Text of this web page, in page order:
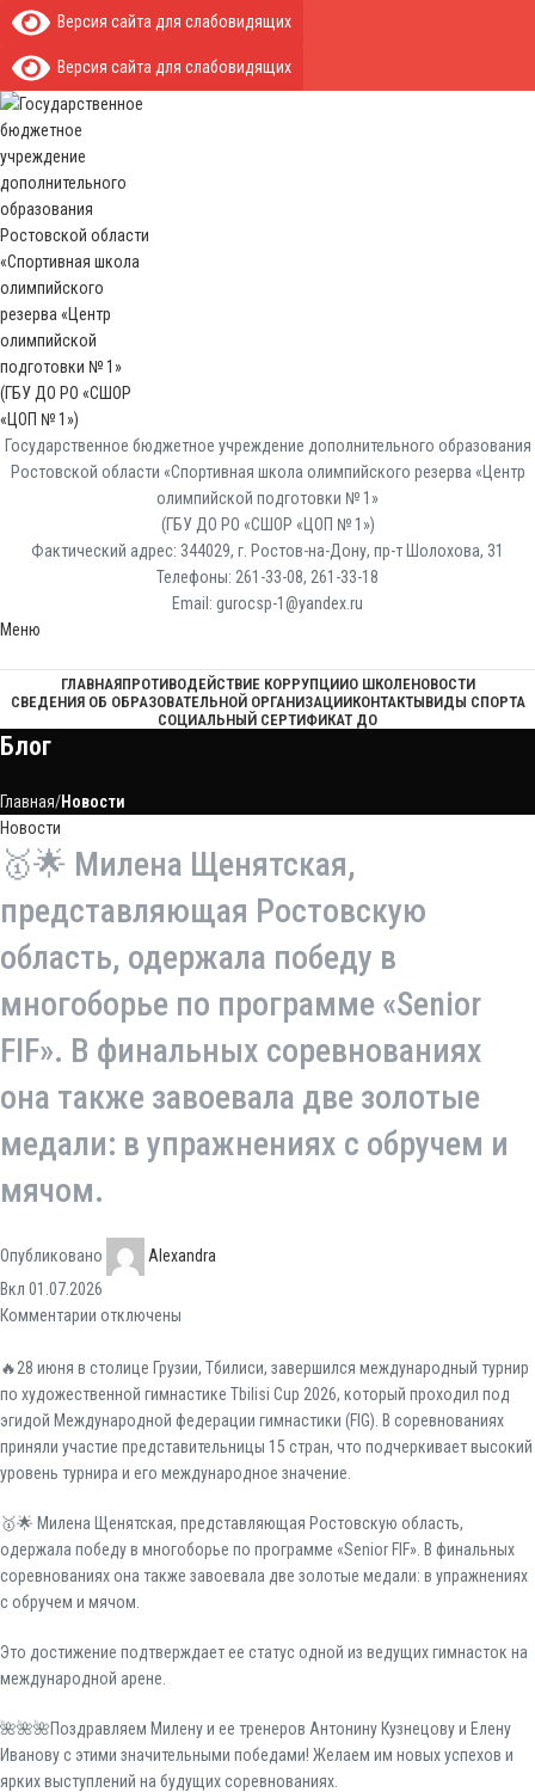
Версия сайта для слабовидящих
Версия сайта для слабовидящих
Государственное бюджетное учреждение дополнительного образования
Ростовской области «Спортивная школа олимпийского резерва «Центр
олимпийской подготовки № 1»
(ГБУ ДО РО «СШОР «ЦОП № 1»)
Фактический адрес: 344029, г. Ростов-на-Дону, пр-т Шолохова, 31
Телефоны: 261-33-08, 261-33-18
Email: gurocsp-1@yandex.ru
Меню
ГЛАВНАЯПРОТИВОДЕЙСТВИЕ КОРРУПЦИИО ШКОЛЕНОВОСТИ
СВЕДЕНИЯ ОБ ОБРАЗОВАТЕЛЬНОЙ ОРГАНИЗАЦИИКОНТАКТЫВИДЫ СПОРТА
СОЦИАЛЬНЫЙ СЕРТИФИКАТ ДО
Блог
Главная Новости
Новости
🥇🌟 Милена Щенятская,
представляющая Ростовскую
область, одержала победу в
многоборье по программе «Senior
FIF». В финальных соревнованиях
она также завоевала две золотые
медали: в упражнениях с обручем и
мячом.
Опубликовано
Alexandra
Вкл 01.07.2026
Комментарии отключены
🔥28 июня в столице Грузии, Тбилиси, завершился международный турнир
по художественной гимнастике Tbilisi Cup 2026, который проходил под
эгидой Международной федерации гимнастики (FIG). В соревнованиях
приняли участие представительницы 15 стран, что подчеркивает высокий
уровень турнира и его международное значение.
🥇🌟 Милена Щенятская, представляющая Ростовскую область,
одержала победу в многоборье по программе «Senior FIF». В финальных
соревнованиях она также завоевала две золотые медали: в упражнениях
с обручем и мячом.
Это достижение подтверждает ее статус одной из ведущих гимнасток на
международной арене.
🌺🌺🌺Поздравляем Милену и ее тренеров Антонину Кузнецову и Елену
Иванову с этими значительными победами! Желаем им новых успехов и
ярких выступлений на будущих соревнованиях.